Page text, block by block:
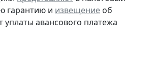
гарантию и извещение об
уплаты авансового платежа